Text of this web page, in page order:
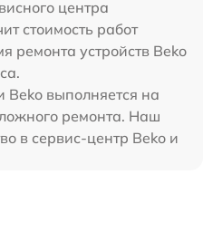
центра
стоимость работ
ремонта устройств Beko
выполняется на
ремонта. Наш
в сервис-центр Beko и